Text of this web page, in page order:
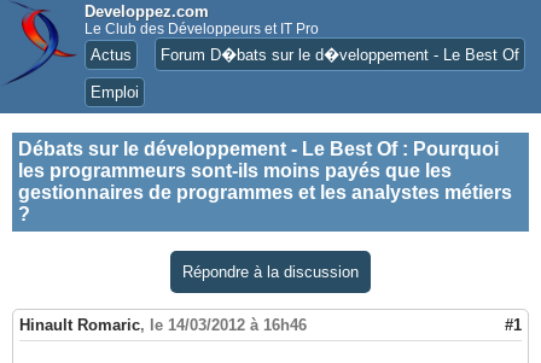
Developpez.com
Le Club des Développeurs et IT Pro
Actus Forum D�bats sur le d�veloppement - Le Best Of
Emploi
Débats sur le développement - Le Best Of: Pourquoi
les programmeurs sont-ils moins payés que les
gestionnaires de programmes et les analystes métiers
?
Répondre à la discussion
Hinault Romaric, le 14/03/2012 à 16h46 #1